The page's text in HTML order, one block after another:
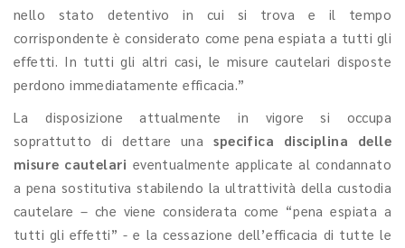
nello stato detentivo in cui si trova e il tempo
corrispondente è considerato come pena espiata a tutti gli
effetti. In tutti gli altri casi, le misure cautelari disposte
perdono immediatamente efficacia.”
La disposizione attualmente in vigore si occupa
soprattutto di dettare unaspecifica disciplina delle
misure cautelari eventualmente applicate al condannato
a pena sostitutiva stabilendo la ultrattività della custodia
cautelare – che viene considerata come “pena espiata a
tutti gli effetti” - e la cessazione dell’efficacia di tutte le